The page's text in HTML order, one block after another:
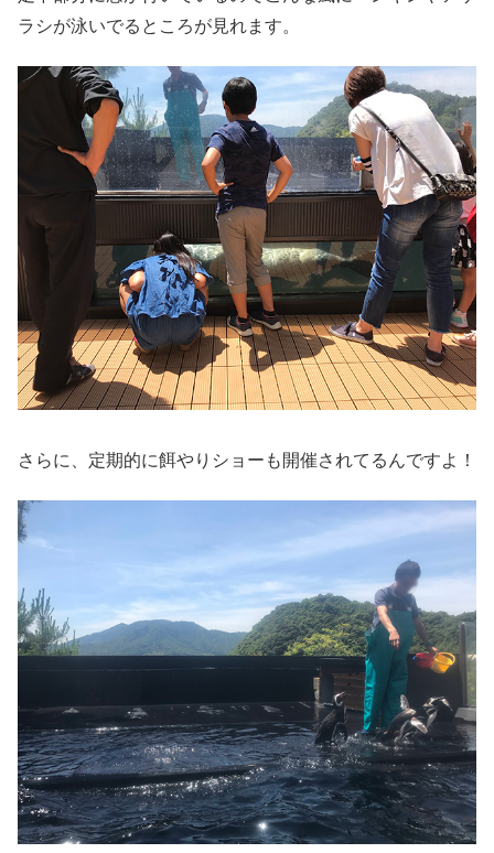
ラシが泳いでるところが見れます。
さらに、定期的に餌やりショーも開催されてるんですよ！